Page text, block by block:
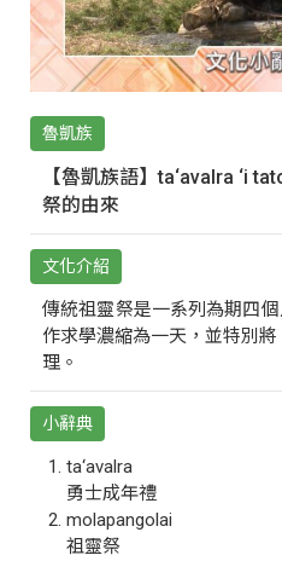
魯凱族
【魯凱族語】ta‘avalra ‘i
祭的由來
文化介紹
傳統祖靈祭是一系列為期四
作求學濃縮為一天，並特別將
理。
小辭典
ta‘avalra
勇士成年禮
molapangolai
祖靈祭